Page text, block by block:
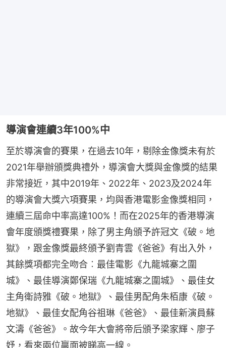
導演會連續3年100%中
至於導演會的賽果，在過去10年，剔除金像獎未有於
2021年舉辦頒獎典禮外，導演會大獎與金像獎的結果
非常接近，其中2019年、2022年、2023及2024年
的導演會大獎六項賽果，均與香港電影金像獎相同，
連續三屆命中率高達100%！而在2025年的香港導演
會年度頒獎禮賽果，除了男主角頒予許冠文《破。地
獄》，跟金像獎最終頒予劉青雲《爸爸》有出入外，
其餘獎項都完全吻合︰最佳電影《九龍城寨之圍
城》、最佳導演鄭保瑞《九龍城寨之圍城》、最佳女
主角衛詩雅《破。地獄》、最佳男配角朱栢康《破。
地獄》、最佳女配角谷祖琳《爸爸》、最佳新演員蘇
文濤《爸爸》。故今年大會將帝后頒予梁家輝、廖子
妤，看來兩位贏面被睇高一線。